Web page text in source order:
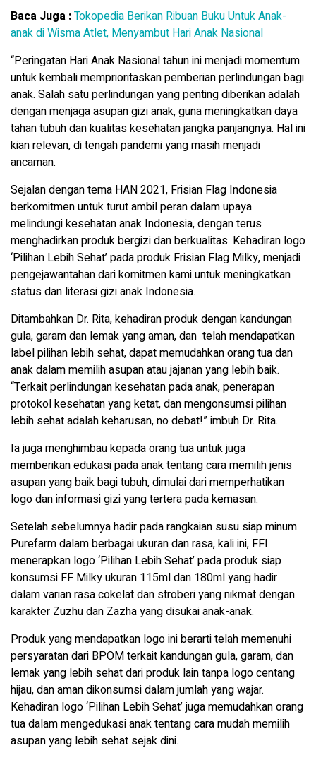
Baca Juga :Tokopedia Berikan Ribuan Buku Untuk Anak-
anak di Wisma Atlet, Menyambut Hari Anak Nasional
“Peringatan Hari Anak Nasional tahun ini menjadi momentum
untuk kembali memprioritaskan pemberian perlindungan bagi
anak. Salah satu perlindungan yang penting diberikan adalah
dengan menjaga asupan gizi anak, guna meningkatkan daya
tahan tubuh dan kualitas kesehatan jangka panjangnya. Hal ini
kian relevan, di tengah pandemi yang masih menjadi
ancaman.
Sejalan dengan tema HAN 2021, Frisian Flag Indonesia
berkomitmen untuk turut ambil peran dalam upaya
melindungi kesehatan anak Indonesia, dengan terus
menghadirkan produk bergizi dan berkualitas. Kehadiran logo
‘Pilihan Lebih Sehat’ pada produk Frisian Flag Milky, menjadi
pengejawantahan dari komitmen kami untuk meningkatkan
status dan literasi gizi anak Indonesia.
Ditambahkan Dr. Rita, kehadiran produk dengan kandungan
gula, garam dan lemak yang aman, dan telah mendapatkan
label pilihan lebih sehat, dapat memudahkan orang tua dan
anak dalam memilih asupan atau jajanan yang lebih baik.
“Terkait perlindungan kesehatan pada anak, penerapan
protokol kesehatan yang ketat, dan mengonsumsi pilihan
lebih sehat adalah keharusan, no debat!” imbuh Dr. Rita.
Ia juga menghimbau kepada orang tua untuk juga
memberikan edukasi pada anak tentang cara memilih jenis
asupan yang baik bagi tubuh, dimulai dari memperhatikan
logo dan informasi gizi yang tertera pada kemasan.
Setelah sebelumnya hadir pada rangkaian susu siap minum
Purefarm dalam berbagai ukuran dan rasa, kali ini, FFI
menerapkan logo ‘Pilihan Lebih Sehat’ pada produk siap
konsumsi FF Milky ukuran 115ml dan 180ml yang hadir
dalam varian rasa cokelat dan stroberi yang nikmat dengan
karakter Zuzhu dan Zazha yang disukai anak-anak.
Produk yang mendapatkan logo ini berarti telah memenuhi
persyaratan dari BPOM terkait kandungan gula, garam, dan
lemak yang lebih sehat dari produk lain tanpa logo centang
hijau, dan aman dikonsumsi dalam jumlah yang wajar.
Kehadiran logo ‘Pilihan Lebih Sehat’ juga memudahkan orang
tua dalam mengedukasi anak tentang cara mudah memilih
asupan yang lebih sehat sejak dini.